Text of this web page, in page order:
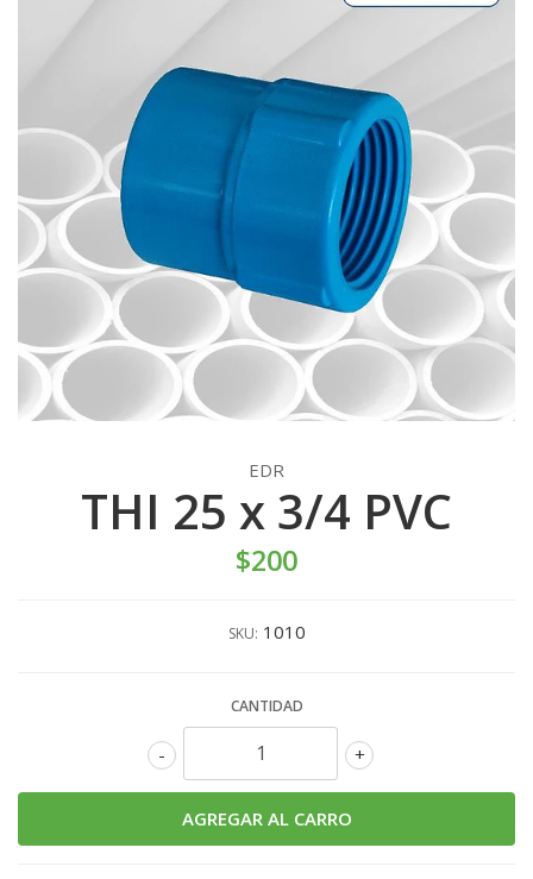
EDR
THI 25 x 3/4 PVC
$200
SKU: 1010
CANTIDAD
+
-